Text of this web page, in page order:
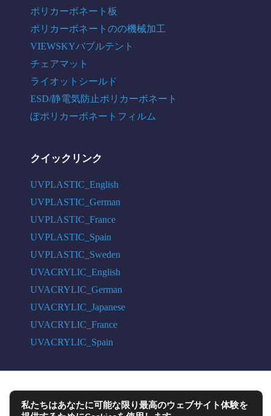
ポリカーボネート板
ポリカーボネートのの機械加工
VIEWSKYバブルテント
チェアマット
ライオットシールド
ESD/静電気防止ポリカーボネート
ぽポリカーボネートフィルム
クイックリンク
UVPLASTIC_English
UVPLASTIC_German
UVPLASTIC_France
UVPLASTIC_Spain
UVPLASTIC_Sweden
UVACRYLIC_English
UVACRYLIC_German
UVACRYLIC_Japanese
UVACRYLIC_France
UVACRYLIC_Spain
COPYRIGHT © 2004 - 2026 UVPLASTIC MATERIAL TECHNOLOGY CO.,
LTD. ALL RIGHTS RESERVED
私たちはあなたに可能な限り最高のウェブサイト体験を